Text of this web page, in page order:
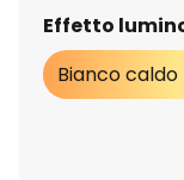
Effetto
Bianco caldo